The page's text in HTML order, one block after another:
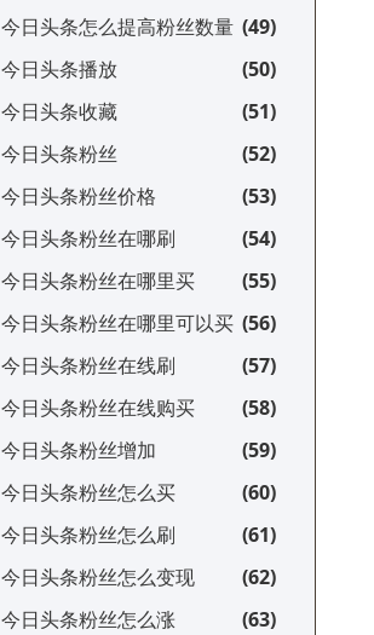
今日头条怎么提高粉丝数量
今日头条播放
今日头条收藏
今日头条粉丝
今日头条粉丝价格
今日头条粉丝在哪刷
今日头条粉丝在哪里买
今日头条粉丝在哪里可以买
今日头条粉丝在线刷
今日头条粉丝在线购买
今日头条粉丝增加
今日头条粉丝怎么买
今日头条粉丝怎么刷
今日头条粉丝怎么变现
今日头条粉丝怎么涨